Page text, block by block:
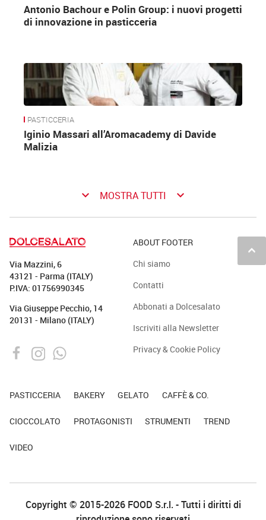
Antonio Bachour e Polin Group: i nuovi progetti
di innovazione in pasticceria
PASTICCERIA
Iginio Massari all’Aromacademy di Davide
Malizia
keyboard_arrow_down MOSTRA TUTTI keyboard_arrow_down
keyboard_arrow_up
Via Mazzini, 6
43121 - Parma (ITALY)
P.IVA: 01756990345
Via Giuseppe Pecchio, 14
20131 - Milano (ITALY)
ABOUT FOOTER
Chi siamo
Contatti
Abbonati a Dolcesalato
Iscriviti alla Newsletter
Privacy & Cookie Policy
PASTICCERIA BAKERY GELATO CAFFÈ & CO.
CIOCCOLATO PROTAGONISTI STRUMENTI TREND
VIDEO
Copyright © 2015-2026 FOOD S.r.l. - Tutti i diritti di